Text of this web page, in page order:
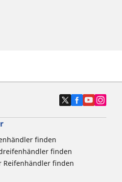
finden
finden
Reifenhändler finden